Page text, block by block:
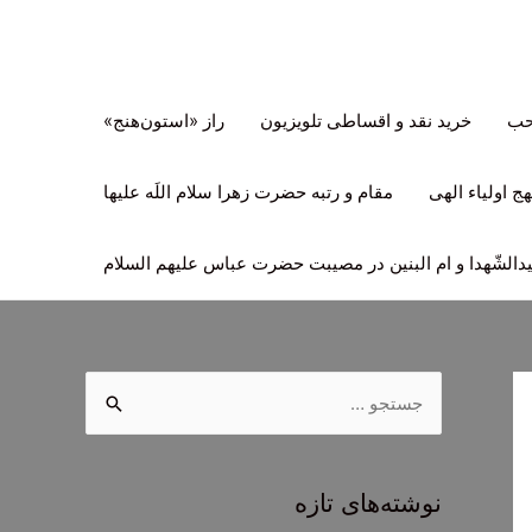
خرید نقد و اقساطی تلویزیون راز «استون‌هنج»
اولیاء الهی مقام و رتبه حضرت زهرا سلام اللَه علیها
و ام البنین در مصیبت حضرت عباس علیهم السلام
جنوشته‌های تازه